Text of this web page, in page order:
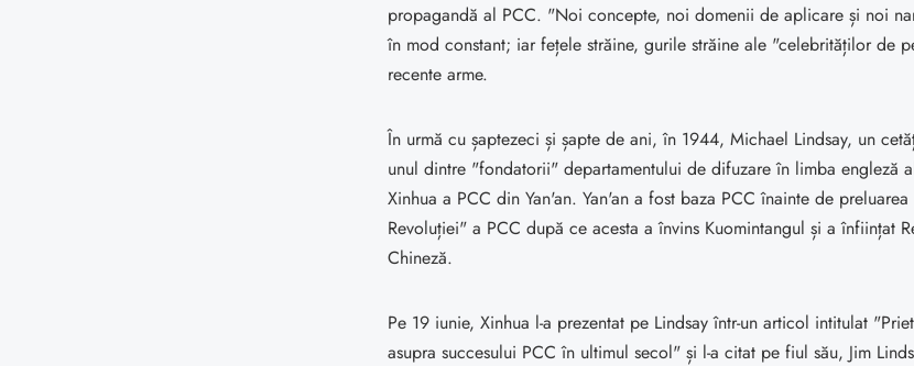
propagandă al PCC. "Noi concepte, noi domenii de aplicare și noi
în mod constant; iar fețele străine, gurile străine ale "celebrităților de
recente arme.
În urmă cu șaptezeci și șapte de ani, în 1944, Michael Lindsay, un
unul dintre "fondatorii" departamentului de difuzare în limba engleză
Xinhua a PCC din Yan'an. Yan'an a fost baza PCC înainte de
Revoluției" a PCC după ce acesta a învins Kuomintangul și a înființat
Chineză.
Pe 19 iunie, Xinhua l-a prezentat pe Lindsay într-un articol intitulat
asupra succesului PCC în ultimul secol" și l-a citat pe fiul său, Jim